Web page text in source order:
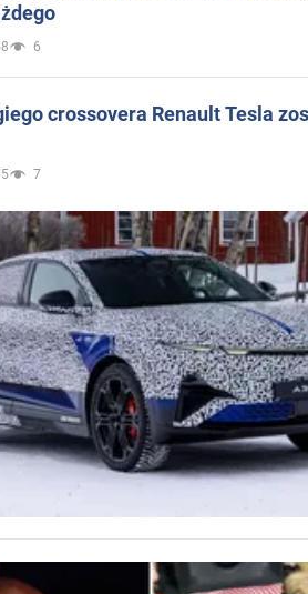
6
crossovera Renault Tesla
7